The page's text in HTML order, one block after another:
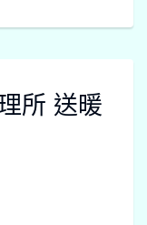
所 送暖